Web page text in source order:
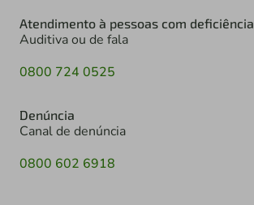
Atendimento à pessoas com deficiência
Auditiva ou de fala
0800 724 0525
Denúncia
Canal de denúncia
0800 602 6918